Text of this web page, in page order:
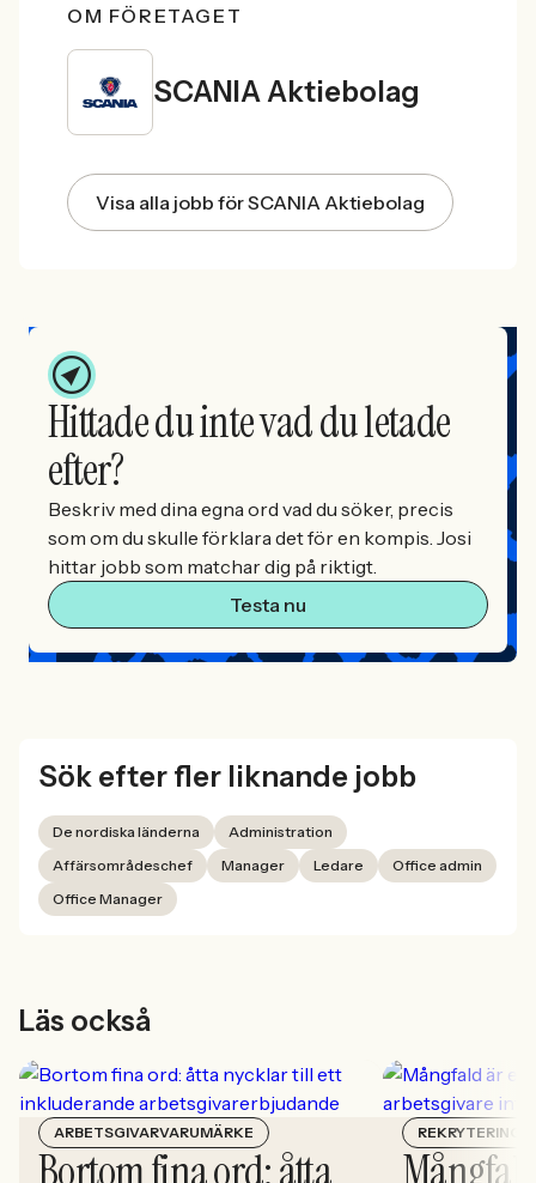
OM FÖRETAGET
SCANIA Aktiebolag
Visa alla jobb för SCANIA Aktiebolag
Hittade du inte vad du letade
efter?
Beskriv med dina egna ord vad du söker, precis
som om du skulle förklara det för en kompis. Josi
hittar jobb som matchar dig på riktigt.
Testa nu
Sök efter fler liknande jobb
De nordiska länderna
Administration
Affärsområdeschef
Manager Ledare
Office admin
Office Manager
Läs också
ARBETSGIVARVARUMÄRKE
Bortom fina ord: åtta
REKRYTERING